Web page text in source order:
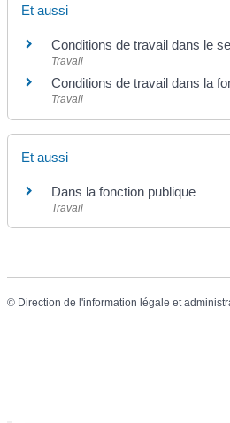
Et aussi
Conditions de travail dans le
Travail
Conditions de travail dans la
Travail
Et aussi
Dans la fonction publique
Travail
© Direction de l'information légale et